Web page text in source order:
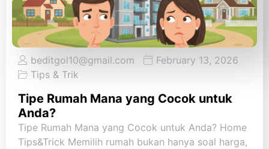
beditgol10@gmail.com
February 13, 2026
Tips & Trik
Tipe Rumah Mana yang Cocok untuk
Anda?
Tipe Rumah Mana yang Cocok untuk Anda? Home
Tips&Trick Memilih rumah bukan hanya soal harga,